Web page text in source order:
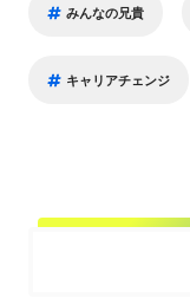
みんなの兄貴
キャリアチェンジ